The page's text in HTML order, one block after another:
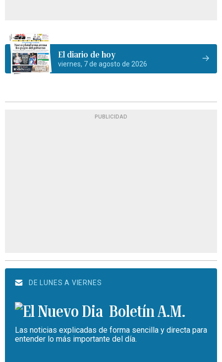
El diario de hoy
viernes, 7 de agosto de 2026
PUBLICIDAD
DE LUNES A VIERNES
Boletín A.M.
Las noticias explicadas de forma sencilla y directa para
entender lo más importante del día.